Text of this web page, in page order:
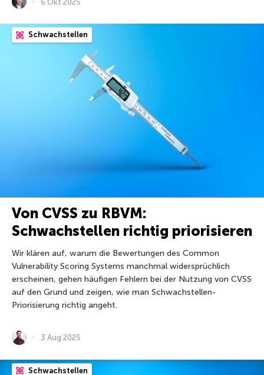
Schwachstellen
Von CVSS zu RBVM:
Schwachstellen richtig priorisieren
Wir klären auf, warum die Bewertungen des Common
Vulnerability Scoring Systems manchmal widersprüchlich
erscheinen, gehen häufigen Fehlern bei der Nutzung von CVSS
auf den Grund und zeigen, wie man Schwachstellen-
Priorisierung richtig angeht.
3 Aug 2025
Schwachstellen